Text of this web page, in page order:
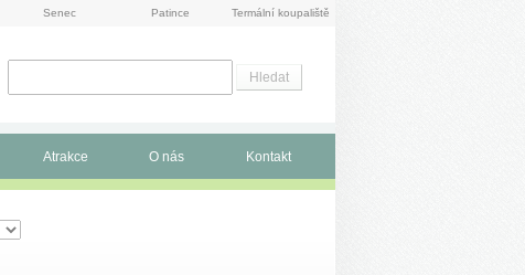
Senec Patince Termální koupaliště
Atrakce O nás Kontakt